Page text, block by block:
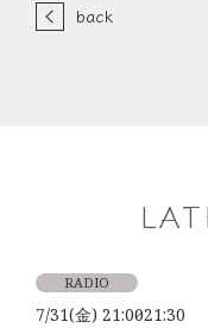
back
RADIO
7/31(金) 21:00～21:30